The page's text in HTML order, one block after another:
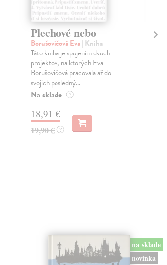
Plechové nebo
Borušovičová Eva| Kniha
Táto kniha je spojením dvoch
projektov, na ktorých Eva
Borušovičová pracovala až do
svojich posledný...
Na sklade ?
18,91 €
19,90 € ?
na sklade
novinka